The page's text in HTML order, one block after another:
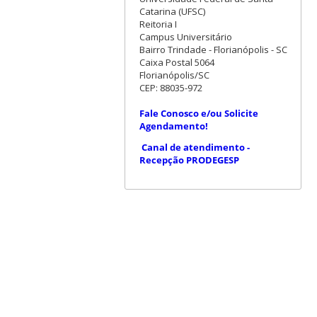
Catarina (UFSC)
Reitoria I
Campus Universitário
Bairro Trindade - Florianópolis - SC
Caixa Postal 5064
Florianópolis/SC
CEP: 88035-972
Fale Conosco e/ou Solicite
Agendamento!
Canal de atendimento -
Recepção PRODEGESP